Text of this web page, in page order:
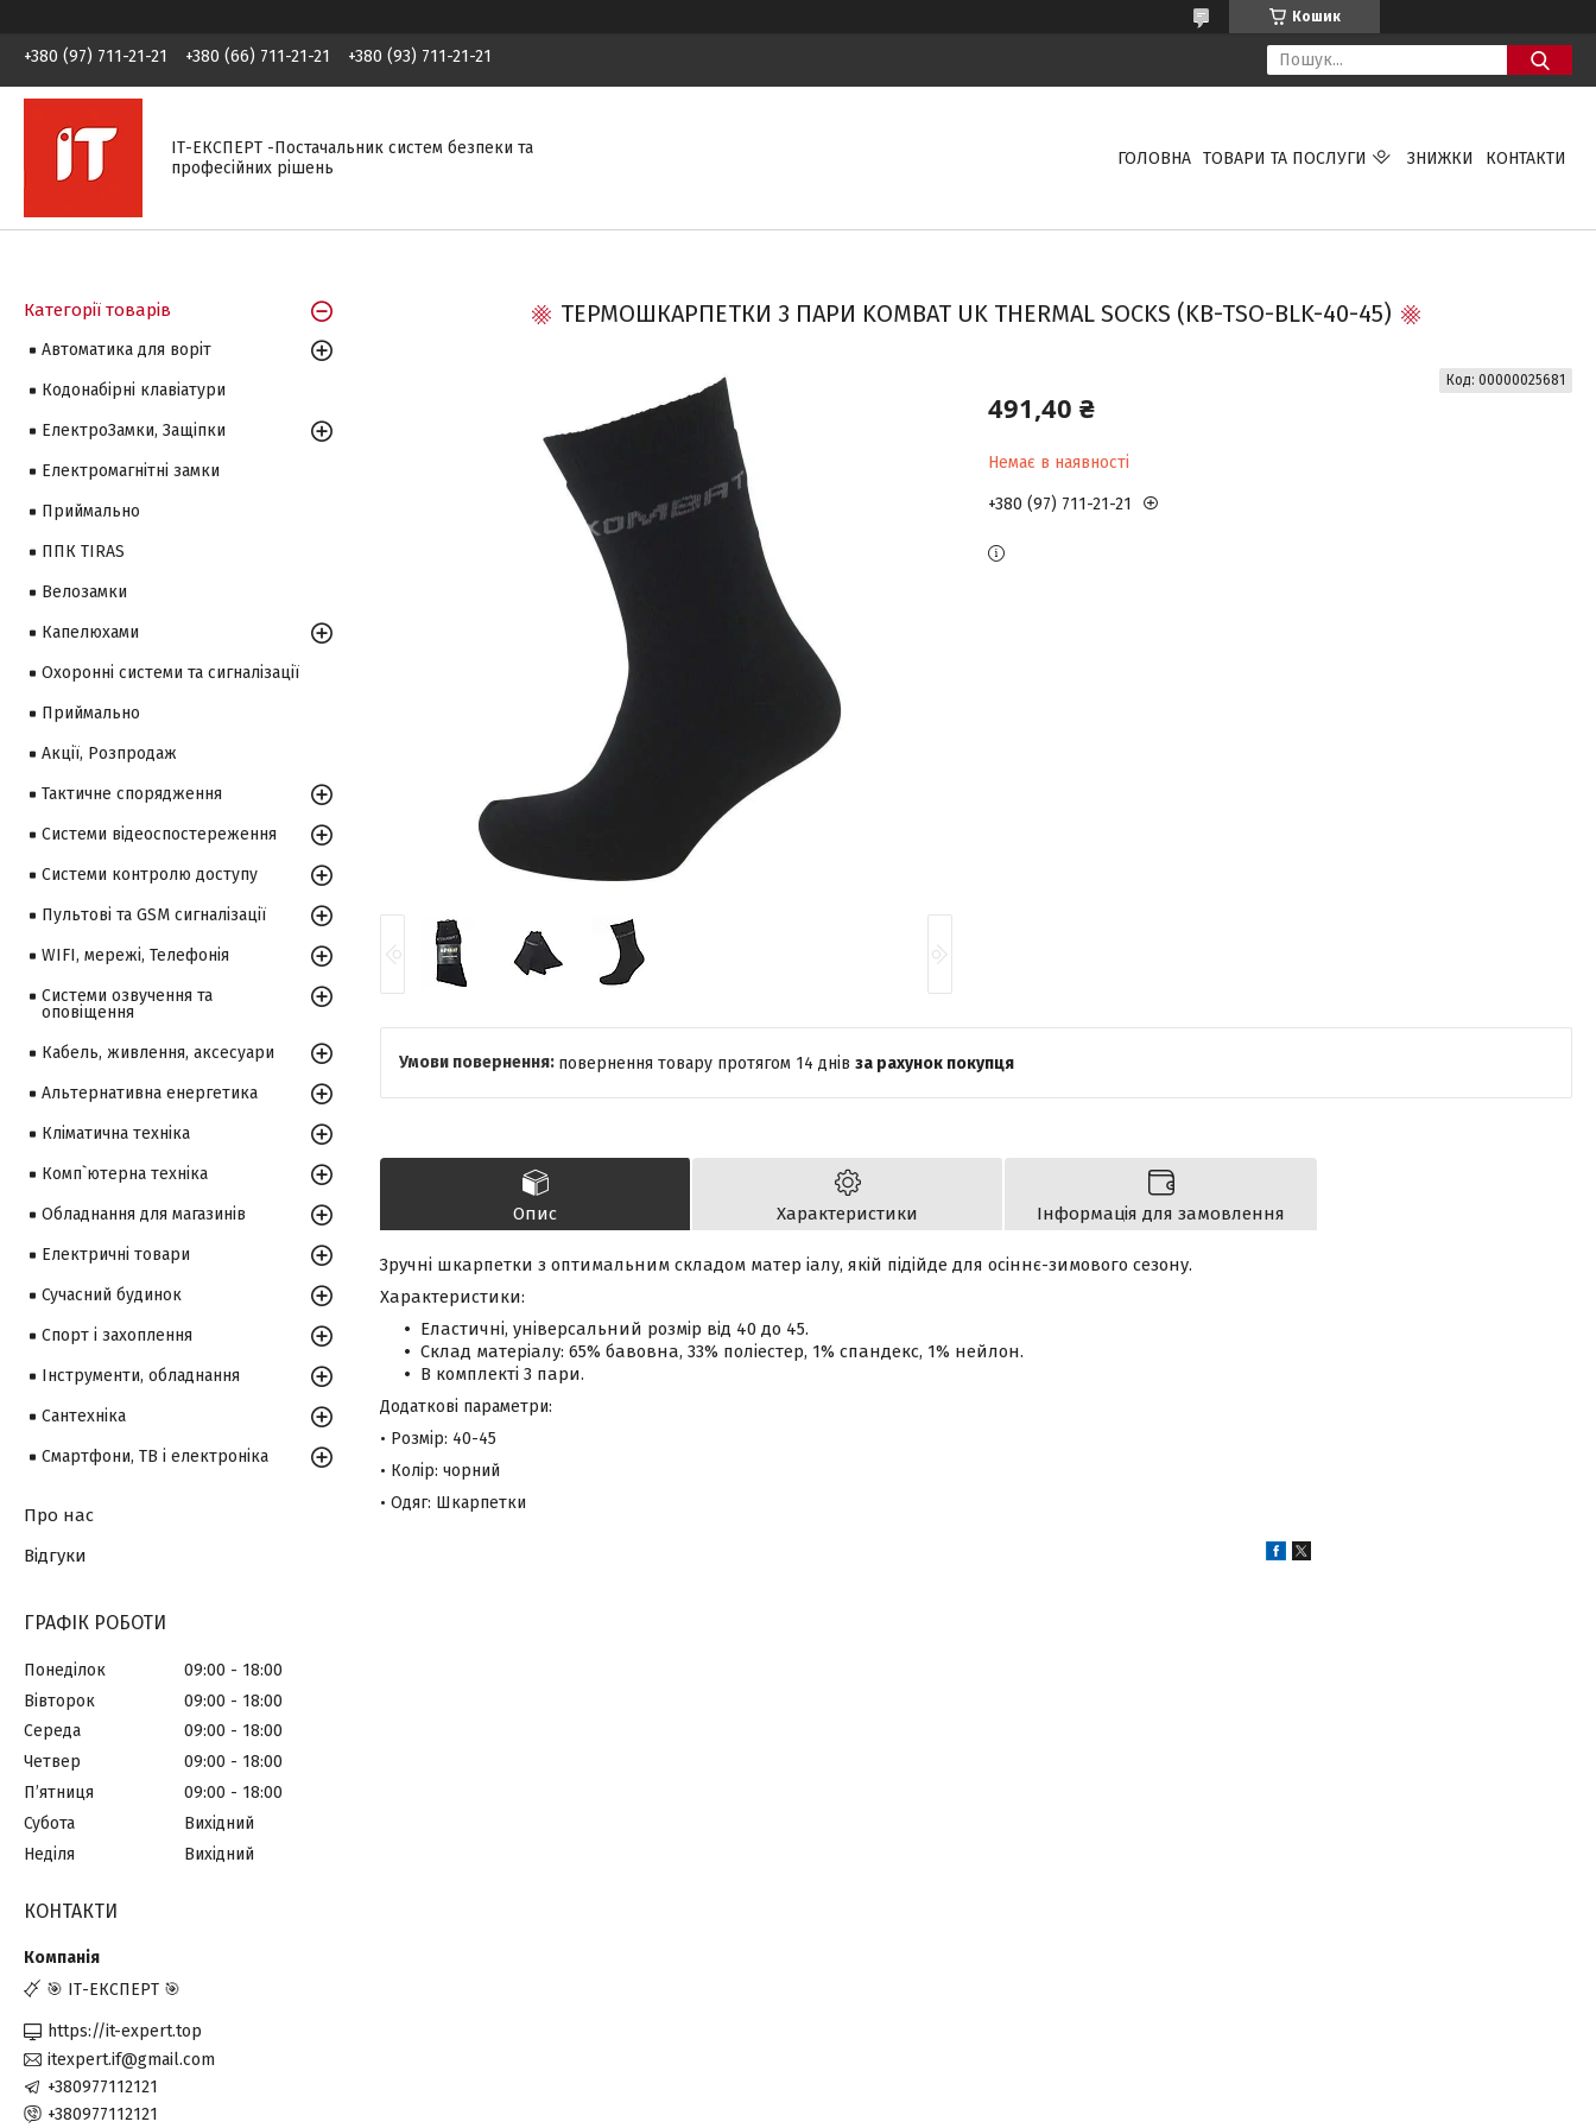
Кошик
+380 (97) 711-21-21 +380 (66) 711-21-21 +380 (93) 711-21-21
ІТ-ЕКСПЕРТ -Постачальник систем безпеки та
професійних рішень
ГОЛОВНА ТОВАРИ ТА ПОСЛУГИ ЗНИЖКИ КОНТАКТИ
ТЕРМОШКАРПЕТКИ 3 ПАРИ KOMBAT UK THERMAL SOCKS (KB-TSO-BLK-40-45)
491,40 ₴
Немає в наявності
Код: 00000025681
+380 (97) 711-21-21
повернення товару протягом 14 днів за рахунок покупця
Опис Характеристики Інформація для замовлення
Зручні шкарпетки з оптимальним складом матер іалу, якій підійде для осіннє-зимового сезону.
Характеристики:
Еластичні, універсальний розмір від 40 до 45.
Склад матеріалу: 65% бавовна, 33% поліестер, 1% спандекс, 1% нейлон.
В комплекті 3 пари.
Додаткові параметри:
• Розмір: 40-45
• Колір: чорний
• Одяг: Шкарпетки
Категорії товарів
Автоматика для воріт
Кодонабірні клавіатури
ЕлектроЗамки, Защіпки
Електромагнітні замки
Приймально
ППК TIRAS
Велозамки
Капелюхами
Охоронні системи та сигналізації
Приймально
Акції, Розпродаж
Тактичне спорядження
Системи відеоспостереження
Системи контролю доступу
Пультові та GSM сигналізації
WIFI, мережі, Телефонія
Системи озвучення та
оповіщення
Кабель, живлення, аксесуари
Альтернативна енергетика
Кліматична техніка
Комп`ютерна техніка
Обладнання для магазинів
Електричні товари
Сучасний будинок
Спорт і захоплення
Інструменти, обладнання
Сантехніка
Смартфони, ТВ і електроніка
Про нас
Відгуки
ГРАФІК РОБОТИ
Понеділок 09:00
18:00
Вівторок
09:00
18:00
Середа
09:00
18:00
Четвер
09:00
18:00
Пʼятниця
09:00
18:00
Субота
Вихідний
Неділя
Вихідний
КОНТАКТИ
🎯 ІТ-ЕКСПЕРТ 🎯
https://it-expert.top
itexpert.if@gmail.com
+380977112121
+380977112121